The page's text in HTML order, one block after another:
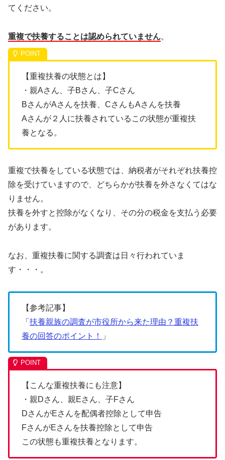
てください。
重複で扶養することは認められていません。
【重複扶養の状態とは】
・親Aさん、子Bさん、子Cさん
BさんがAさんを扶養、CさんもAさんを扶養
Aさんが２人に扶養されているこの状態が重複扶
養となる。
重複で扶養をしている状態では、納税者がそれぞれ扶養控
除を受けていますので、どちらかが扶養を外さなくてはな
りません。
扶養を外すと控除がなくなり、その分の税金を支払う必要
があります。
なお、重複扶養に関する調査は日々行われていま
す・・・。
【参考記事】
「 扶養親族の調査が市役所から来た理由？重複扶
養の回答のポイント！
」
【こんな重複扶養にも注意】
・親Dさん、親Eさん、子Fさん
DさんがEさんを配偶者控除として申告
FさんがEさんを扶養控除として申告
この状態も重複扶養となります。